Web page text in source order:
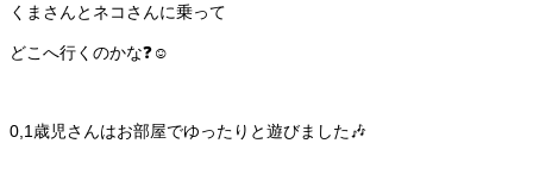
くまさんとネコさんに乗って
どこへ行くのかな❓☺️
0,1歳児さんはお部屋でゆったりと遊びました🎶